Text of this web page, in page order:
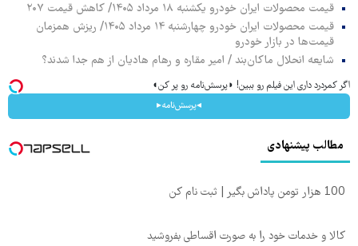
قیمت محصولات ایران خودرو یکشنبه ۱۸ مرداد ۱۴۰۵/ کاهش قیمت ۲۰۷
قیمت محصولات ایران خودرو چهارشنبه ۱۴ مرداد ۱۴۰۵/ ریزش همزمان
قیمت‌ها در بازار خودرو
شایعه انحلال ماکان‌بند / امیر مقاره و رهام هادیان از هم جدا شدند؟
اگر کمردرد داری این فیلم رو ببین! ◗پرسش‌نامه رو پر کن◖
◂پرسش‌نامه▸
مطالب پیشنهادی
100 هزار تومن پاداش بگیر | ثبت نام کن
کالا و خدمات خود را به صورت اقساطی بفروشید